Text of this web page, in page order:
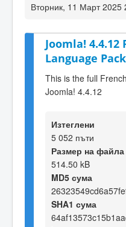
Вторник, 11 Март 2025
Joomla! 4.4.12
Language
This is the full
Joomla! 4.4.12
Изтеглени
5 052 пъти
Размер на файла
514.50 kB
MD5 сума
SHA1 сума